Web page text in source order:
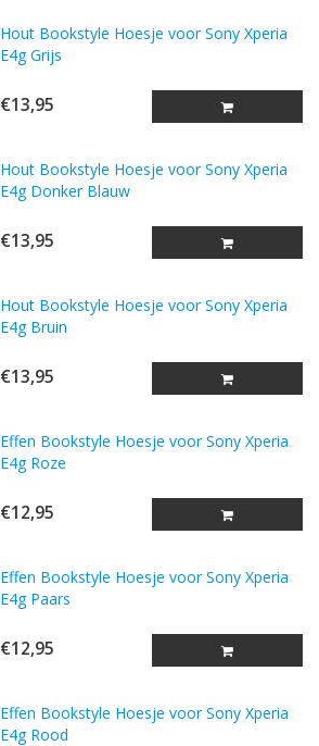
Hout Bookstyle Hoesje voor Sony Xperia
E4g Grijs
€13,95
Hout Bookstyle Hoesje voor Sony Xperia
E4g Donker Blauw
€13,95
Hout Bookstyle Hoesje voor Sony Xperia
E4g Bruin
€13,95
Effen Bookstyle Hoesje voor Sony Xperia
E4g Roze
€12,95
Effen Bookstyle Hoesje voor Sony Xperia
E4g Paars
€12,95
Effen Bookstyle Hoesje voor Sony Xperia
E4g Rood